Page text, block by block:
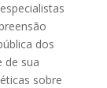
dos
de sua
sobre